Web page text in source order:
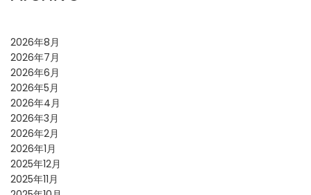
2026年8月
2026年7月
2026年6月
2026年5月
2026年4月
2026年3月
2026年2月
2026年1月
2025年12月
2025年11月